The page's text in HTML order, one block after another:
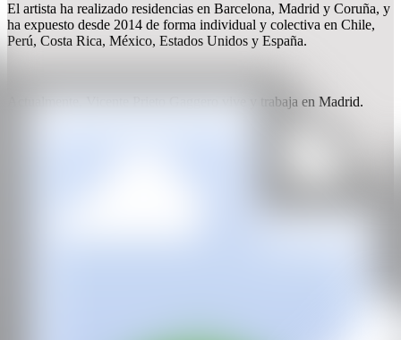
El artista ha realizado residencias en Barcelona, Madrid y Coruña, y
ha expuesto desde 2014 de forma individual y colectiva en Chile,
Perú, Costa Rica, México, Estados Unidos y España.
Actualmente, Vicente Prieto Gaggero vive y trabaja en Madrid.